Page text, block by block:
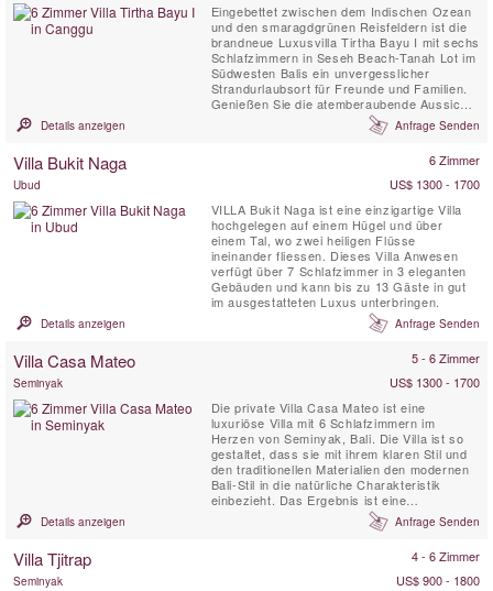
Eingebettet zwischen dem Indischen Ozean
und den smaragdgrünen Reisfeldern ist die
brandneue Luxusvilla Tirtha Bayu I mit sechs
Schlafzimmern in Seseh Beach-Tanah Lot im
Südwesten Balis ein unvergesslicher
Strandurlaubsort für Freunde und Familien.
Genießen Sie die atemberaubende Aussicht
vom 14 Meter langen Infinity-Pool, der von
üppigen tropischen Gärten gesäumt ist,
Sie im Fitnessstudio. Oder lehnen Sie sich
Details anzeigen Anfrage Senden
Villa Bukit Naga 6 Zimmer
Ubud
US$ 1300 - 1700
VILLA Bukit Naga ist eine einzigartige Villa
hochgelegen auf einem Hügel und über
einem Tal, wo zwei heiligen Flüsse
ineinander fliessen. Dieses Villa Anwesen
verfügt über 7 Schlafzimmer in 3 eleganten
Gebäuden und kann bis zu 13 Gäste in gut
im ausgestatteten Luxus unterbringen.
Details anzeigen Anfrage Senden
Villa Casa Mateo 5 - 6 Zimmer
Seminyak
US$ 1300 - 1700
Die private Villa Casa Mateo ist eine
luxuriöse Villa mit 6 Schlafzimmern im
Herzen von Seminyak, Bali. Die Villa ist so
gestaltet, dass sie mit ihrem klaren Stil und
den traditionellen Materialien den modernen
Bali-Stil in die natürliche Charakteristik
einbezieht. Das Ergebnis ist eine
atemberaubende Villa, die nur wenige
Minuten vom angesagtesten Strip Balis
Freiraum für Wohn- und Essbereich, einen
Details anzeigen Anfrage Senden
Villa Tjitrap 4 - 6 Zimmer
Seminyak
US$ 900 - 1800